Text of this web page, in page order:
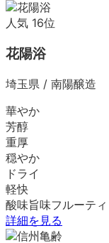
人気 16位
花陽浴
埼玉県 / 南陽醸造
華やか
芳醇
重厚
穏やか
ドライ
軽快
酸味旨味フルーティ
詳細を見る